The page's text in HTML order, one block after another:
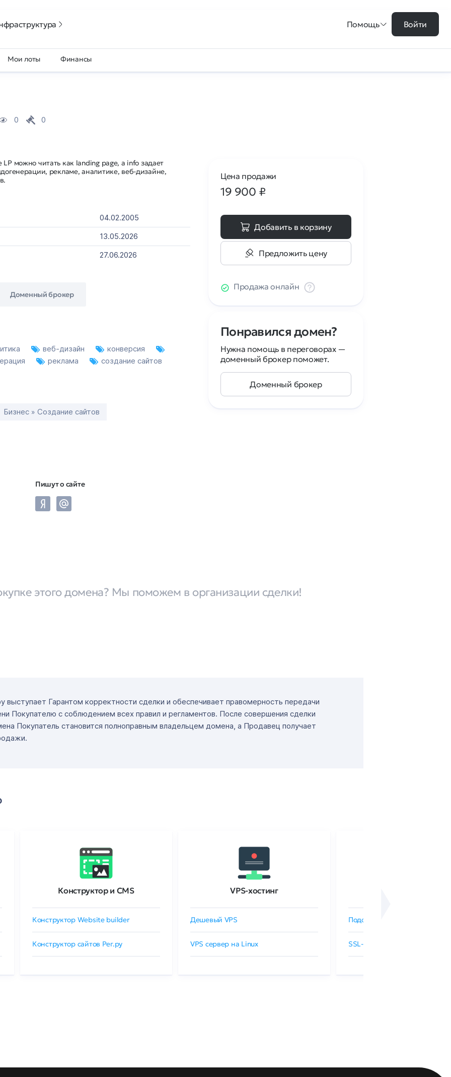
Помощь Войти
Мои лоты Финансы
0 0
можно читать как landing page, а info задает
рекламе, аналитике, веб-дизайне,
04.02.2005
13.05.2026
27.06.2026
Доменный брокер
веб-дизайн
конверсия
реклама создание сайтов
Бизнес » Создание сайтов
Пишут о сайте
Цена продажи
19 900 ₽
Добавить в корзину
Предложить цену
Продажа онлайн
Понравился домен?
Нужна помощь в переговорах —
доменный брокер поможет.
Доменный брокер
этого домена? Мы поможем в организации сделки!
выступает Гарантом корректности сделки и обеспечивает правомерность передачи
Покупателю с соблюдением всех правил и регламентов. После совершения сделки
Покупатель становится полноправным владельцем домена, а Продавец получает
Конструктор и CMS
Конструктор Website builder
Конструктор сайтов Рег.ру
VPS-хостинг
Дешевый VPS
VPS сервер на Linux
Подобрать SSL-сертификат
SSL-сертификаты GlobalSign